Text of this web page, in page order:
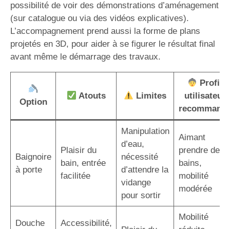
possibilité de voir des démonstrations d’aménagement
(sur catalogue ou via des vidéos explicatives).
L’accompagnement prend aussi la forme de plans
projetés en 3D, pour aider à se figurer le résultat final
avant même le démarrage des travaux.
Option
Atouts Limites
Profil
utilisateur
Baignoire
à porte
Plaisir du
bain, entrée
facilitée
Manipulation
d’eau,
nécessité
d’attendre la
vidange
pour sortir
Aimant
prendre des
bains,
mobilité
modérée
Douche Accessibilité,
Mobilité